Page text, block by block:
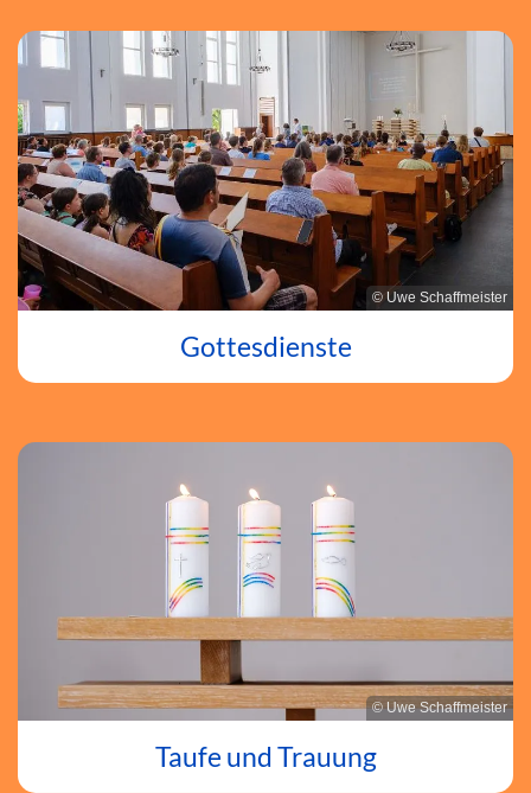
© Uwe Schaffmeister
Gottesdienste
© Uwe Schaffmeister
Taufe und Trauung